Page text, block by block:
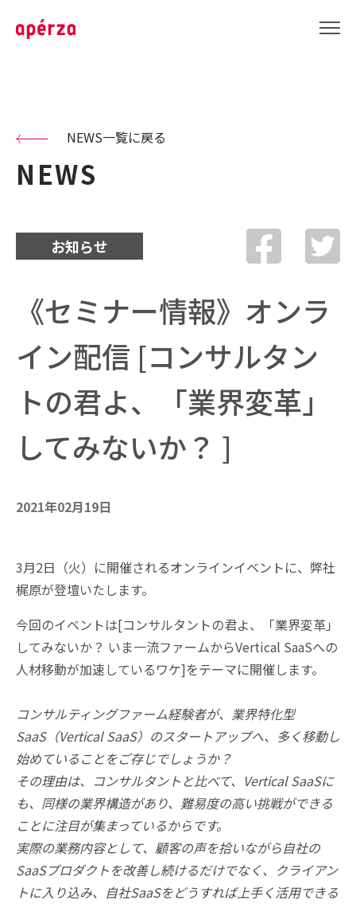
NEWS一覧に戻る
NEWS
お知らせ
《セミナー情報》オンラ
イン配信 [コンサルタン
トの君よ、「業界変革」
してみないか？ ]
2021年02月19日
3月2日（火）に開催されるオンラインイベントに、弊社
梶原が登壇いたします。
今回のイベントは[コンサルタントの君よ、「業界変革」
してみないか？ いま一流ファームからVertical SaaSへの
人材移動が加速しているワケ]をテーマに開催します。
コンサルティングファーム経験者が、業界特化型
SaaS（Vertical SaaS）のスタートアップへ、多く移動し
始めていることをご存じでしょうか？
その理由は、コンサルタントと比べて、Vertical SaaSに
も、同様の業界構造があり、難易度の高い挑戦ができる
ことに注目が集まっているからです。
実際の業務内容として、顧客の声を拾いながら自社の
SaaSプロダクトを改善し続けるだけでなく、クライアン
トに入り込み、自社SaaSをどうすれば上手く活用できる